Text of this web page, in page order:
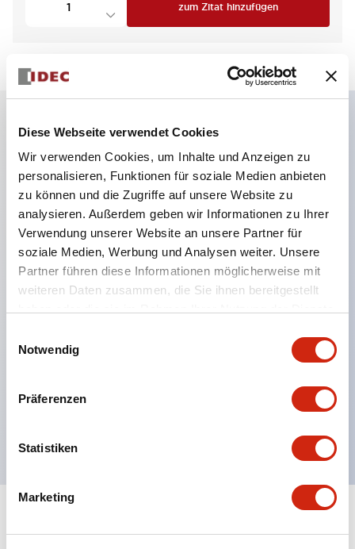
Diese Webseite verwendet Cookies
Wir verwenden Cookies, um Inhalte und Anzeigen zu
personalisieren, Funktionen für soziale Medien anbieten
zu können und die Zugriffe auf unsere Website zu
analysieren. Außerdem geben wir Informationen zu Ihrer
Verwendung unserer Website an unsere Partner für
soziale Medien, Werbung und Analysen weiter. Unsere
Partner führen diese Informationen möglicherweise mit
weiteren Daten zusammen, die Sie ihnen bereitgestellt
Notwendig
Präferenzen
Statistiken
Marketing
zum Zitat hinzufügen
Geeignet für ein breites Anwendungsspektrum
von der Konsumelektronik bis zum FA-Bereich
LED-Beleuchtungseinheit mit integriertem
strombegrenzendem Widerstand und Diode im
LED-Lampenkörper
UL- und CSA-zertifiziert. Entspricht EN (Europa)
Mit speziellem Zubehör leicht auf Φ22 Flash-
Dokumente und Dateien